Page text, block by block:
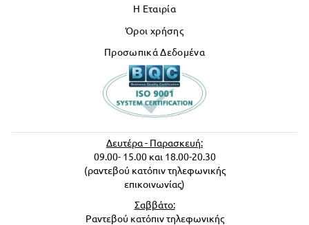
Η Εταιρία
Όροι χρήσης
Προσωπικά Δεδομένα
Δευτέρα - Παρασκευή:
09.00- 15.00 και 18.00-20.30
(ραντεβού κατόπιν τηλεφωνικής
επικοινωνίας)
Σαββάτο:
Ραντεβού κατόπιν τηλεφωνικής